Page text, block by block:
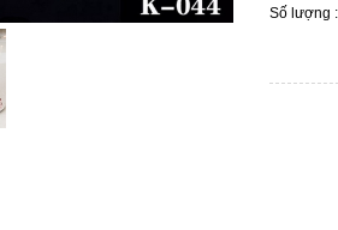
Số lượng :